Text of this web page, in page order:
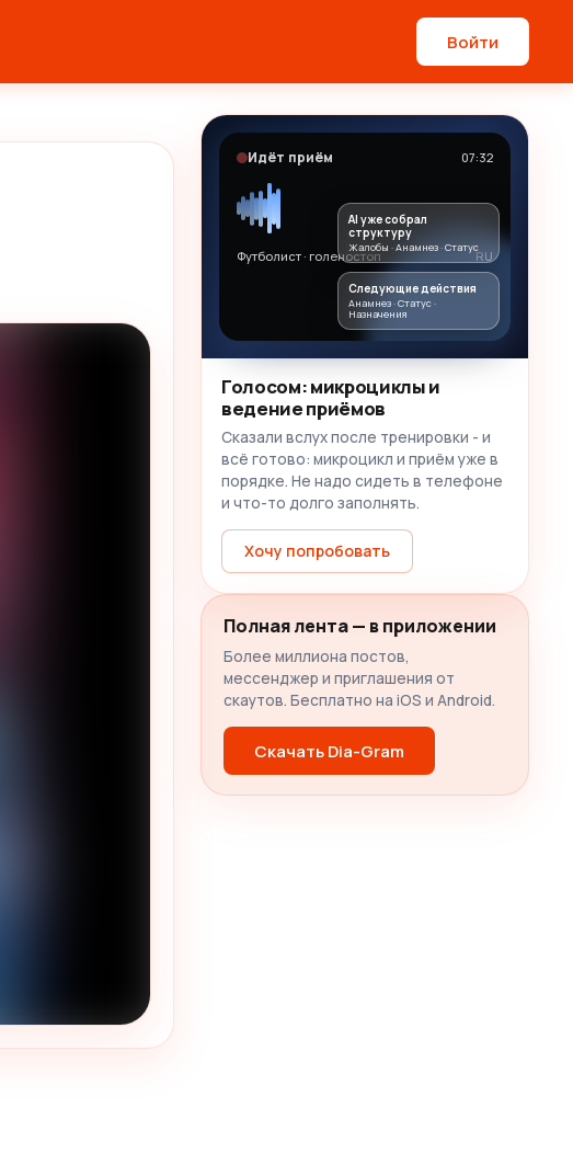
Войти
Идёт приём 07:32
Футболист · голеностоп RU
AI уже собрал
структуру
Жалобы · Анамнез · Статус
Следующие действия
Анамнез · Статус ·
Назначения
Голосом: микроциклы и
ведение приёмов
Сказали вслух после тренировки - и
всё готово: микроцикл и приём уже в
порядке. Не надо сидеть в телефоне
и что-то долго заполнять.
Хочу попробовать
Полная лента — в приложении
Более миллиона постов,
мессенджер и приглашения от
скаутов. Бесплатно на iOS и Android.
Скачать Dia-Gram